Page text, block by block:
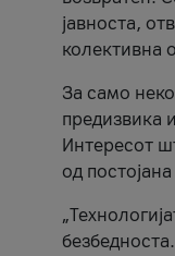
јавноста,
колективна
За само
предизвика
Интересот
од